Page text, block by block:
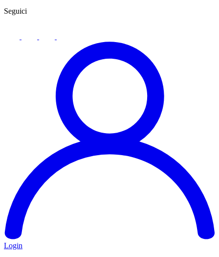
Seguici
Login